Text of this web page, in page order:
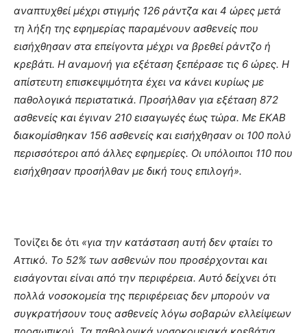
αναπτυχθεί μέχρι στιγμής 126 ράντζα και 4 ώρες μετά
τη λήξη της εφημερίας παραμένουν ασθενείς που
εισήχθησαν στα επείγοντα μέχρι να βρεθεί ράντζο ή
κρεβάτι. Η αναμονή για εξέταση ξεπέρασε τις 6 ώρες. Η
απίστευτη επισκεψιμότητα έχει να κάνει κυρίως με
παθολογικά περιστατικά. Προσήλθαν για εξέταση 872
ασθενείς και έγιναν 210 εισαγωγές έως τώρα. Με ΕΚΑΒ
διακομίσθηκαν 156 ασθενείς και εισήχθησαν οι 100 πολύ
περισσότεροι από άλλες εφημερίες. Οι υπόλοιποι 110 που
εισήχθησαν προσήλθαν με δική τους επιλογή».
Τονίζει δε ότι «για την κατάσταση αυτή δεν φταίει το
Αττικό. Το 52% των ασθενών που προσέρχονται και
εισάγονται είναι από την περιφέρεια. Αυτό δείχνει ότι
πολλά νοσοκομεία της περιφέρειας δεν μπορούν να
συγκρατήσουν τους ασθενείς λόγω σοβαρών ελλείψεων